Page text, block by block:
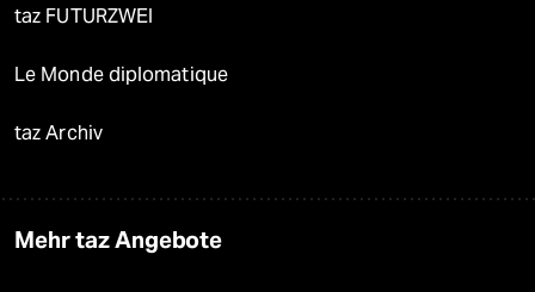
taz FUTURZWEI
Le Monde diplomatique
taz Archiv
Mehr taz Angebote